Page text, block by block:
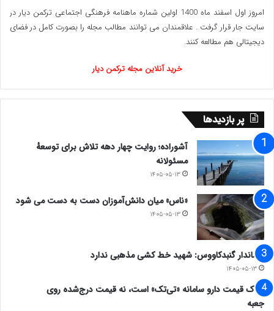
امروز اول اسفند ماه 1400 اولین شماره ماهنامه فرهنگی اجتماعی ترکمن دیار در
سایت جار قرار گرفت . علاقمندان می توانند مطالب مجله را بصورت کامل در فضای
دیجیتالی هم مطالعه کنند.
خرید آنلاین مجله ترکمن دیار
پر بازدیدها
آشوراده؛ روایت چهار دهه تلاش برای توسعهٔ
مسئولانه
۱۴۰۵-۰۵-۱۳
«ناس» میان دانش‌آموزان دست به دست می شود
۱۴۰۵-۰۵-۱۳
فرماندار گنبدکاووس: شهید خط کشی مذهبی ندارد
۱۴۰۵-۰۵-۱۳
ملاک قیمت دارو سامانه «تی‌تک» است، نه قیمت درج‌شده روی
جعبه